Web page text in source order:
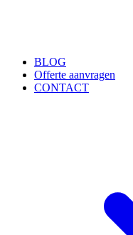
BLOG
Offerte aanvragen
CONTACT